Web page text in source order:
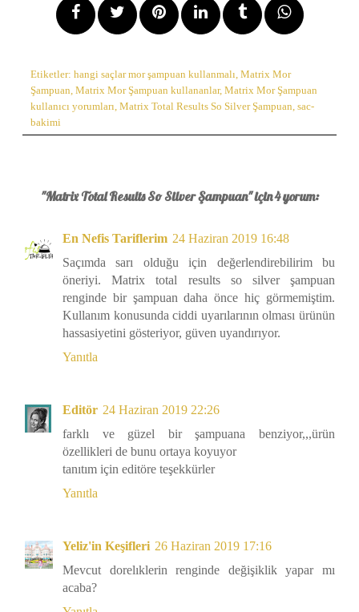
Etiketler: hangi saçlar mor şampuan kullanmalı, Matrix Mor
Şampuan, Matrix Mor Şampuan kullananlar, Matrix Mor Şampuan
kullanıcı yorumları, Matrix Total Results So Silver Şampuan, sac-
bakimi
"Matrix Total Results So Silver Şampuan" için 4 yorum:
En Nefis Tariflerim 24 Haziran 2019 16:48
Saçımda sarı olduğu için değerlendirebilirim bu
öneriyi. Matrix total results so silver şampuan
renginde bir şampuan daha önce hiç görmemiştim.
Kullanım konusunda ciddi uyarılarının olması ürünün
hassasiyetini gösteriyor, güven uyandırıyor.
Yanıtla
Editör 24 Haziran 2019 22:26
farklı ve güzel bir şampuana benziyor,,,ürün
özellikleri de bunu ortaya koyuyor
tanıtım için editöre teşekkürler
Yanıtla
Yeliz'in Keşifleri 26 Haziran 2019 17:16
Mevcut dorelıklerin renginde değişiklik yapar mı
acaba?